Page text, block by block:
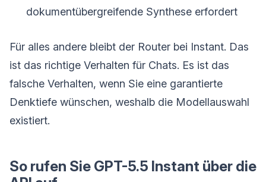
dokumentübergreifende Synthese erfordert
Für alles andere bleibt der Router bei Instant. Das
ist das richtige Verhalten für Chats. Es ist das
falsche Verhalten, wenn Sie eine garantierte
Denktiefe wünschen, weshalb die Modellauswahl
existiert.
So rufen Sie GPT-5.5 Instant über die